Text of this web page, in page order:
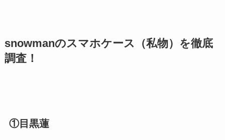
snowmanのスマホケース（私物）を徹底
調査！
①目黒蓮